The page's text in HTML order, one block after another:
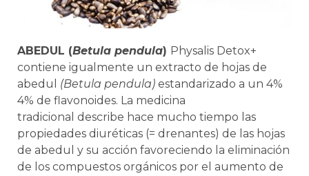
ABEDUL (Betula pendula) Physalis Detox+
contiene igualmente un extracto de hojas de
abedul (Betula pendula) estandarizado a un 4%
4% de flavonoides. La medicina
tradicional describe hace mucho tiempo las
propiedades diuréticas (= drenantes) de las hojas
de abedul y su acción favoreciendo la eliminación
de los compuestos orgánicos por el aumento de